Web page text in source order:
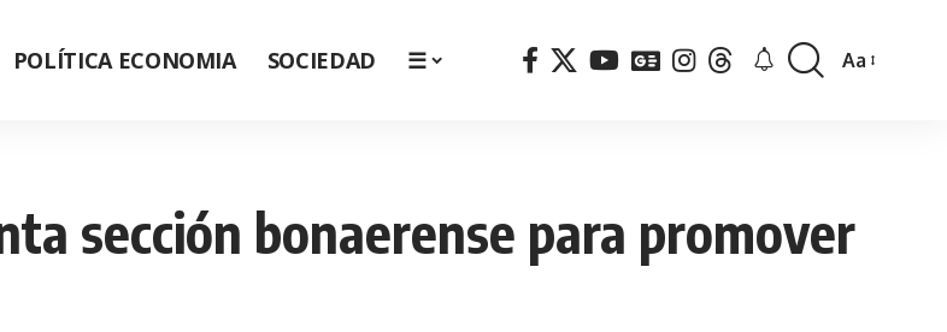
POLÍTICA ECONOMIA SOCIEDAD ☰
Font
Aa
sección bonaerense para promover